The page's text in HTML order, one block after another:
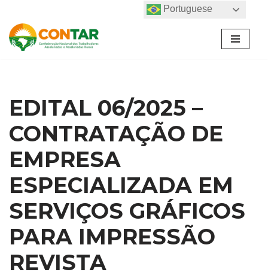
Pular
para
EDITAL 06/2025 –
CONTRATAÇÃO DE
EMPRESA
ESPECIALIZADA EM
SERVIÇOS GRÁFICOS
PARA IMPRESSÃO
REVISTA
Portuguese